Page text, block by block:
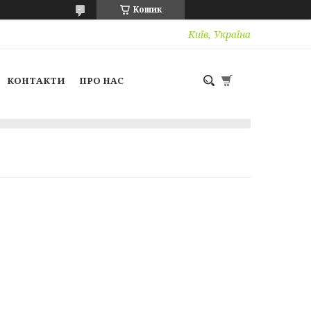
Кошик
Київ, Україна
КОНТАКТИ ПРО НАС